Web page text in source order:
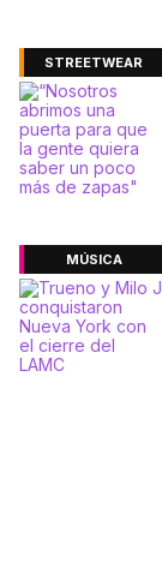
STREETWEAR
MÚSICA